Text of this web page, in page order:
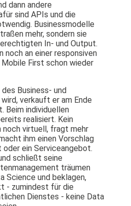
dann andere
sind APIs und die
Businessmodelle
mehr, sondern sie
In- und Output.
noch an einer responsiven
First schon wieder
Business- und
verkauft er am Ende
Beim individuellen
realisiert. Kein
noch virtuell, fragt mehr
ihm einen Vorschlag
ein Serviceangebot.
schließt seine
träumen
Science und beklagen,
- zumindest für die
Dienstes - keine Data